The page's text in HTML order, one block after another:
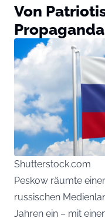
Von
Shutterstock.com
Peskow räumte
russischen
Jahren ein – mit